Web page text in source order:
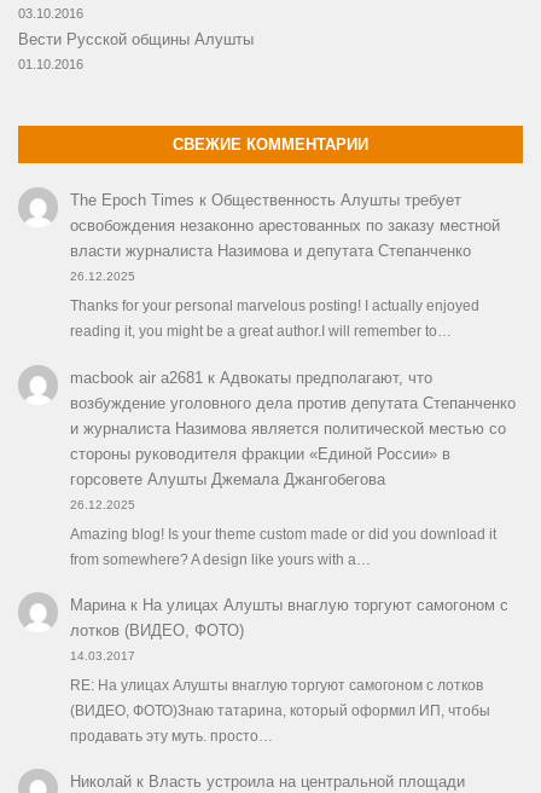
03.10.2016
Вести Русской общины Алушты
01.10.2016
СВЕЖИЕ КОММЕНТАРИИ
The Epoch Times к Общественность Алушты требует
освобождения незаконно арестованных по заказу местной
власти журналиста Назимова и депутата Степанченко
26.12.2025
Thanks for your personal marvelous posting! I actually enjoyed
reading it, you might be a great author.I will remember to…
macbook air a2681 к Адвокаты предполагают, что
возбуждение уголовного дела против депутата Степанченко
и журналиста Назимова является политической местью со
стороны руководителя фракции «Единой России» в
горсовете Алушты Джемала Джангобегова
26.12.2025
Amazing blog! Is your theme custom made or did you download it
from somewhere? A design like yours with a…
Маринак На улицах Алушты внаглую торгуют самогоном с
лотков (ВИДЕО, ФОТО)
14.03.2017
RE: На улицах Алушты внаглую торгуют самогоном с лотков
(ВИДЕО, ФОТО)Знаю татарина, который оформил ИП, чтобы
продавать эту муть. просто…
Николайк Власть устроила на центральной площади